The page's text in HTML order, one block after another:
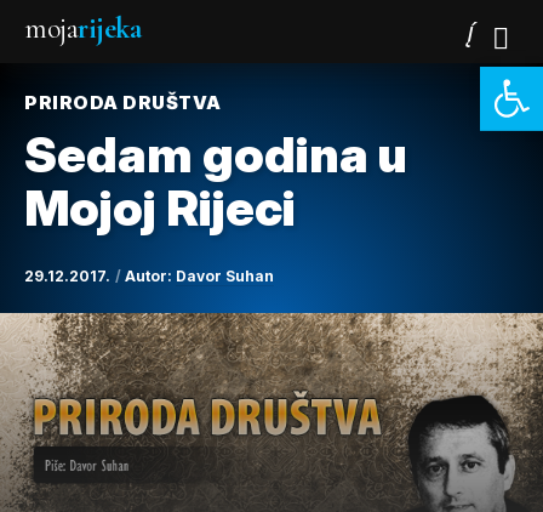
mojarijeka
PRIRODA DRUŠTVA
Sedam godina u
Mojoj Rijeci
29.12.2017. Autor: Davor Suhan